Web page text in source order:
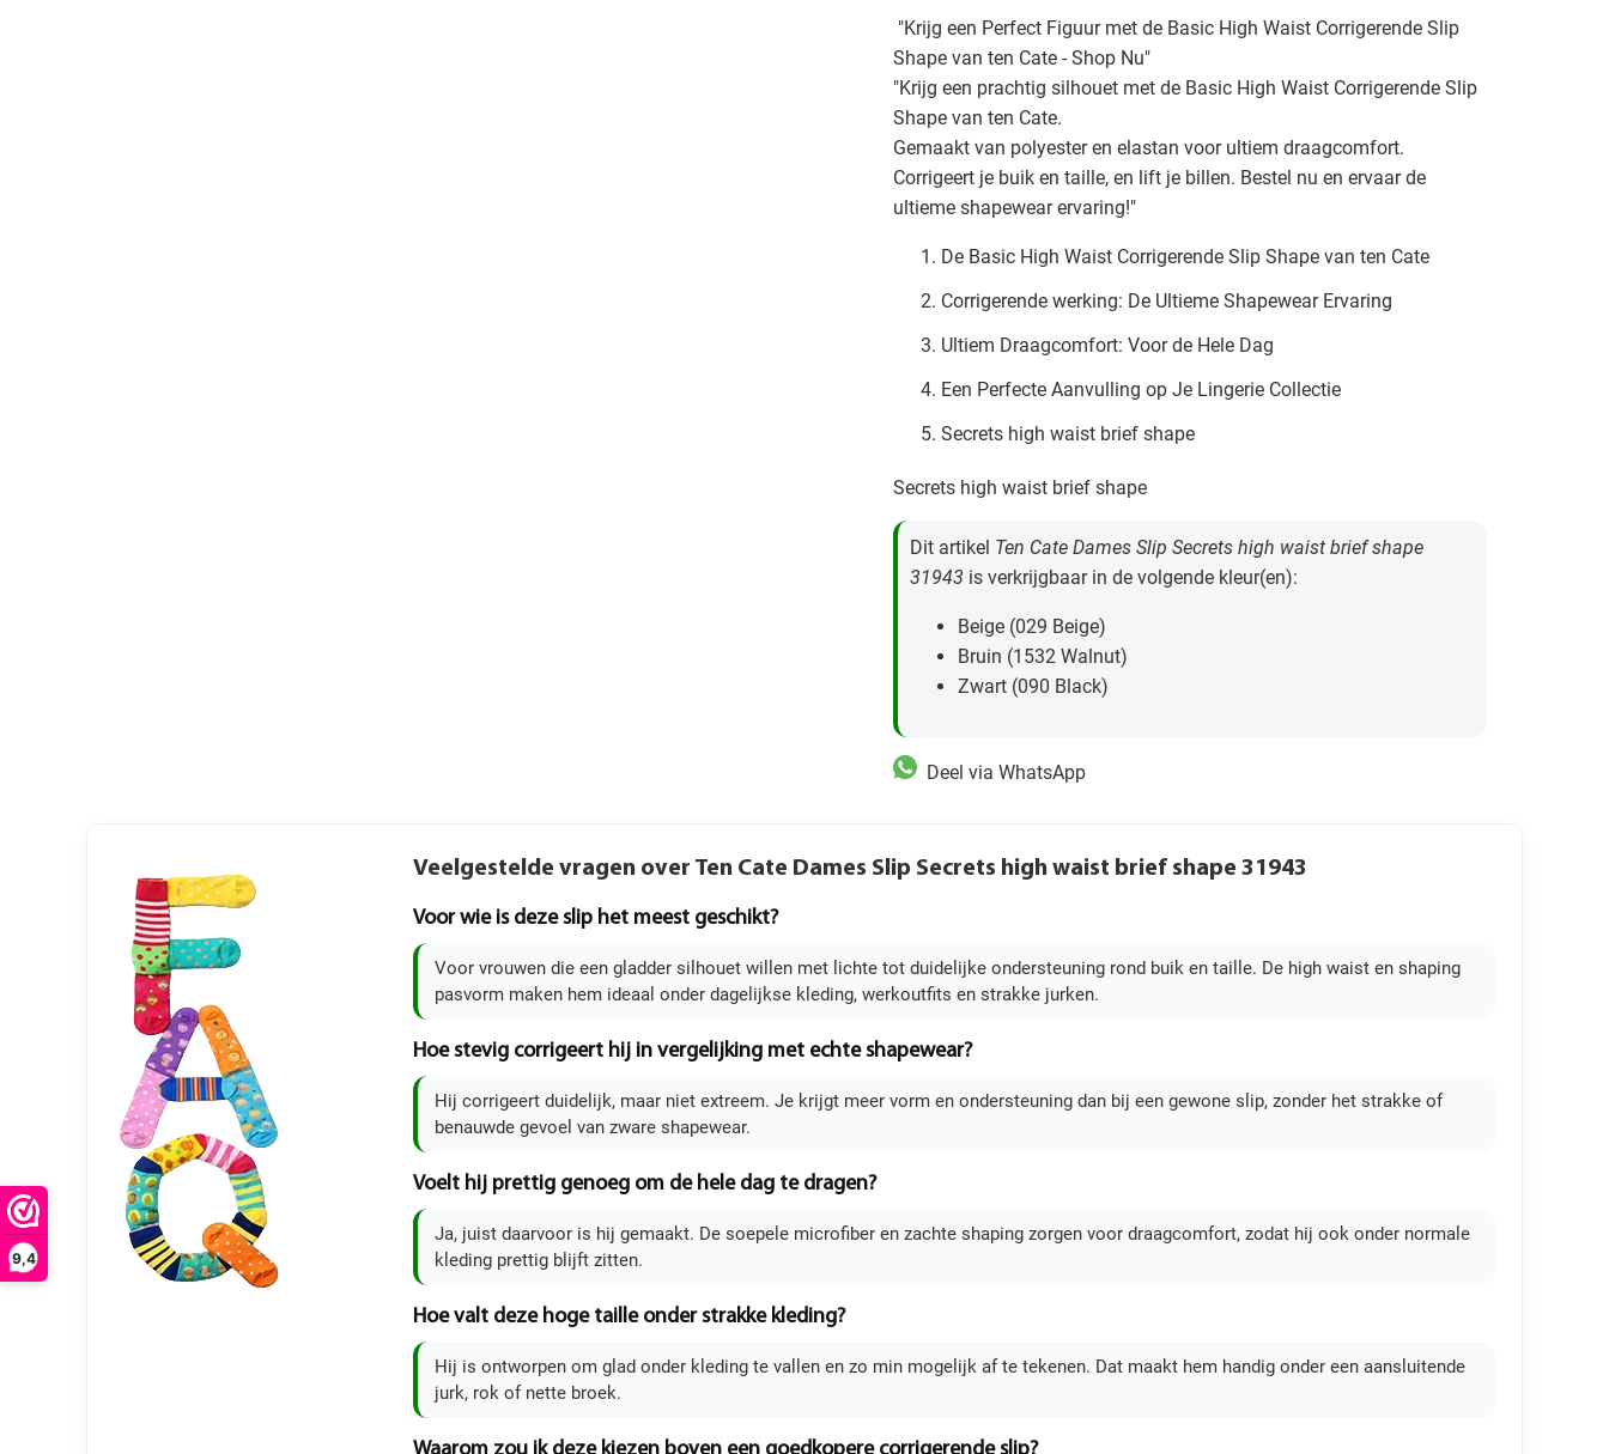
9,4
"Krijg een Perfect Figuur met de Basic High Waist Corrigerende Slip
Shape van ten Cate - Shop Nu"
"Krijg een prachtig silhouet met de Basic High Waist Corrigerende Slip
Shape van ten Cate.
Gemaakt van polyester en elastan voor ultiem draagcomfort.
Corrigeert je buik en taille, en lift je billen. Bestel nu en ervaar de
ultieme shapewear ervaring!"
De Basic High Waist Corrigerende Slip Shape van ten Cate
Corrigerende werking: De Ultieme Shapewear Ervaring
Ultiem Draagcomfort: Voor de Hele Dag
Een Perfecte Aanvulling op Je Lingerie Collectie
Secrets high waist brief shape
Secrets high waist brief shape
Dit artikel Ten Cate Dames Slip Secrets high waist brief shape
31943 is verkrijgbaar in de volgende kleur(en):
Beige (029 Beige)
Bruin (1532 Walnut)
Zwart (090 Black)
Deel via WhatsApp
Veelgestelde vragen over Ten Cate Dames Slip Secrets high waist brief shape 31943
Voor wie is deze slip het meest geschikt?
Voor vrouwen die een gladder silhouet willen met lichte tot duidelijke ondersteuning rond buik en taille. De high waist en shaping
pasvorm maken hem ideaal onder dagelijkse kleding, werkoutfits en strakke jurken.
Hoe stevig corrigeert hij in vergelijking met echte shapewear?
Hij corrigeert duidelijk, maar niet extreem. Je krijgt meer vorm en ondersteuning dan bij een gewone slip, zonder het strakke of
benauwde gevoel van zware shapewear.
Voelt hij prettig genoeg om de hele dag te dragen?
Ja, juist daarvoor is hij gemaakt. De soepele microfiber en zachte shaping zorgen voor draagcomfort, zodat hij ook onder normale
kleding prettig blijft zitten.
Hoe valt deze hoge taille onder strakke kleding?
Hij is ontworpen om glad onder kleding te vallen en zo min mogelijk af te tekenen. Dat maakt hem handig onder een aansluitende
jurk, rok of nette broek.